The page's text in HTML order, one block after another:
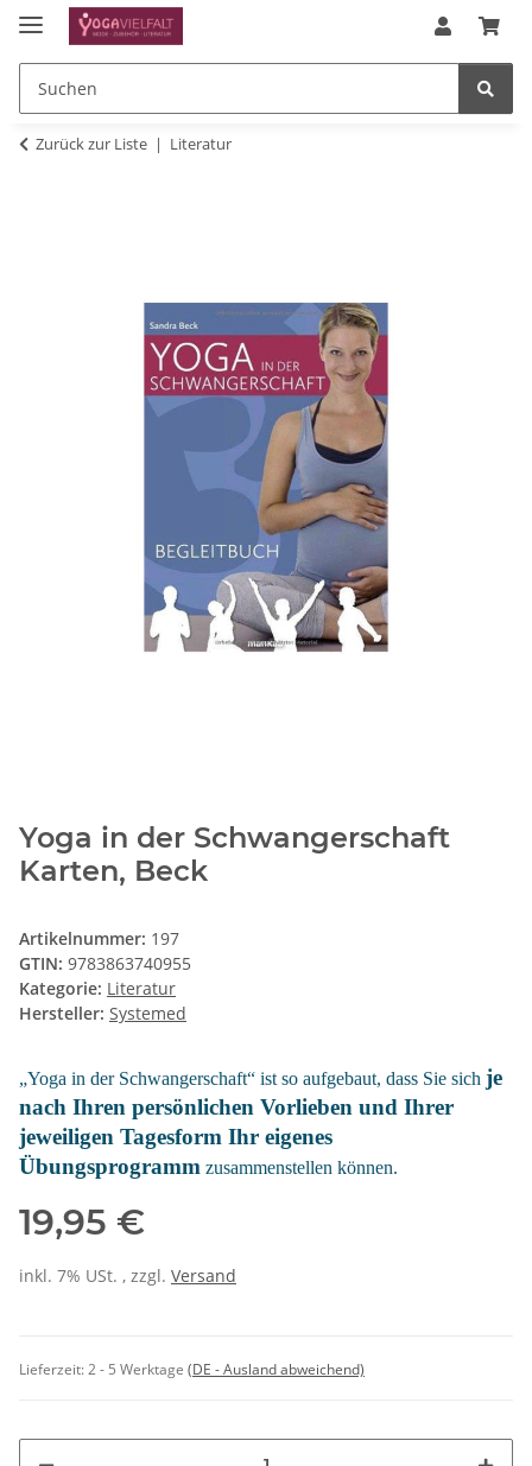
Zurück zur Liste Literatur
Yoga in der Schwangerschaft
Karten, Beck
Artikelnummer: 197
GTIN: 9783863740955
Kategorie: Literatur
Hersteller: Systemed
„Yoga in der Schwangerschaft“ ist so aufgebaut, dass Sie sich je
nach Ihren persönlichen Vorlieben und Ihrer
jeweiligen Tagesform Ihr eigenes
Übungsprogramm zusammenstellen können.
19,95 €
inkl. 7% USt. , zzgl. Versand
Lieferzeit:2 - 5 Werktage (DE - Ausland abweichend)